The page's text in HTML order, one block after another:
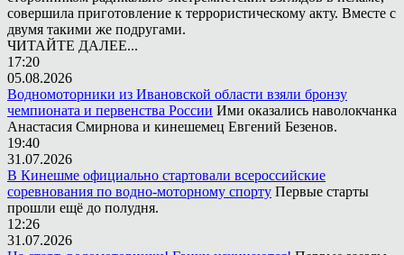
совершила приготовление к террористическому акту. Вместе с
двумя такими же подругами.
ЧИТАЙТЕ ДАЛЕЕ...
17:20
05.08.2026
Водномоторники из Ивановской области взяли бронзу
чемпионата и первенства России Ими оказались наволокчанка
Анастасия Смирнова и кинешемец Евгений Безенов.
19:40
31.07.2026
В Кинешме официально стартовали всероссийские
соревнования по водно-моторному спорту Первые старты
прошли ещё до полудня.
12:26
31.07.2026